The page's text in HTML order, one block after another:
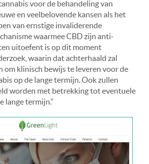
voor de behandeling van
en veelbelovende kansen als het
van ernstige invaliderende
waarmee CBD zijn anti-
uitoefent is op dit moment
waarin dat achterhaald zal
om klinisch bewijs te leveren voor de
op de lange termijn. Ook zullen
worden met betrekking tot eventuele
lange termijn.”